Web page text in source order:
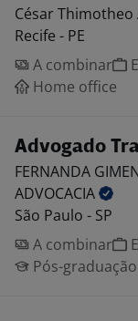
César Thimotheo
Recife - PE
A combinar
Home office
Advogado
FERNANDA
ADVOCACIA
São Paulo - SP
A combinar
Pós-